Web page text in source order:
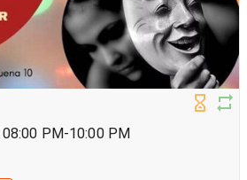
08:00 PM-10:00 PM